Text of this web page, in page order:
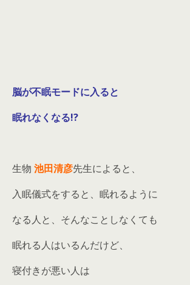
脳が不眠モードに入ると
眠れなくなる!?
生物 池田清彦先生によると、
入眠儀式をすると、眠れるように
なる人と、そんなことしなくても
眠れる人はいるんだけど、
寝付きが悪い人は